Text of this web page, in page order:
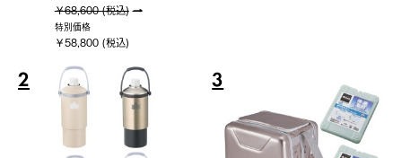
￥68,600 (税込)
特別価格
￥58,800 (税込)
2 3